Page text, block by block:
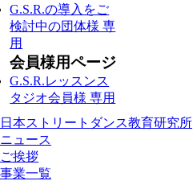
G.S.R.の導入をご
検討中の団体様 専
用
会員様用ページ
G.S.R.レッスンス
タジオ会員様 専用
日本ストリートダンス教育研究所
ニュース
ご挨拶
事業一覧